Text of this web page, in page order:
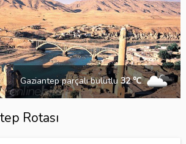
Gaziantep parçalı bulutlu32 ℃
Rotası